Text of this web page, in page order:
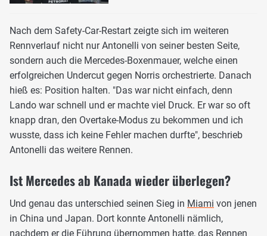
Nach dem Safety-Car-Restart zeigte sich im weiteren
Rennverlauf nicht nur Antonelli von seiner besten Seite,
sondern auch die Mercedes-Boxenmauer, welche einen
erfolgreichen Undercut gegen Norris orchestrierte. Danach
hieß es: Position halten. "Das war nicht einfach, denn
Lando war schnell und er machte viel Druck. Er war so oft
knapp dran, den Overtake-Modus zu bekommen und ich
wusste, dass ich keine Fehler machen durfte", beschrieb
Antonelli das weitere Rennen.
Ist Mercedes ab Kanada wieder überlegen?
Und genau das unterschied seinen Sieg in Miami von jenen
in China und Japan. Dort konnte Antonelli nämlich,
nachdem er die Führung übernommen hatte, das Rennen